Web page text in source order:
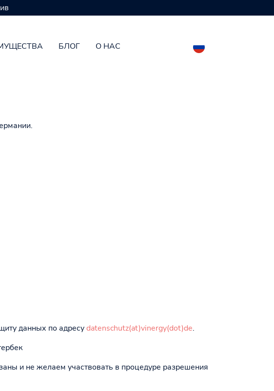
БЛОГ О НАС
данных по адресуdatenschutz(at)vinergy(dot)de.
и не желаем участвовать в процедуре разрешения